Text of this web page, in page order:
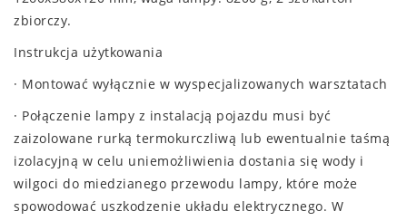
zbiorczy.
Instrukcja użytkowania
· Montować wyłącznie w wyspecjalizowanych warsztatach
· Połączenie lampy z instalacją pojazdu musi być
zaizolowane rurką termokurczliwą lub ewentualnie taśmą
izolacyjną w celu uniemożliwienia dostania się wody i
wilgoci do miedzianego przewodu lampy, które może
spowodować uszkodzenie układu elektrycznego. W